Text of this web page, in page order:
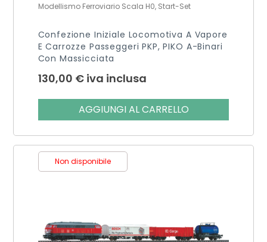
Modellismo Ferroviario Scala H0, Start-Set
Confezione Iniziale Locomotiva A Vapore
E Carrozze Passeggeri PKP, PIKO A-Binari
Con Massicciata
130,00 € iva inclusa
AGGIUNGI AL CARRELLO
Non disponibile